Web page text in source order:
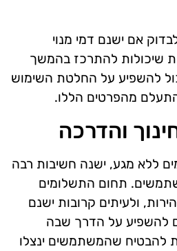
אם ישנם דמי מנוי
שיכולות להתרכז בהמשך
להשפיע על החלטת השימוש
מהפרטים הללו.
והדרכה
ללא מגע, ישנה חשיבות רבה
תחום התשלומים
ולעיתים קרובות ישנם
להשפיע על הדרך שבה
להבטיח שהמשתמשים ינצלו